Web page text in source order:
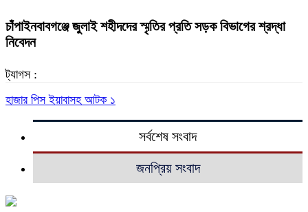
চাঁপাইনবাবগঞ্জে জুলাই শহীদদের স্মৃতির প্রতি সড়ক বিভাগের শ্রদ্ধা
নিবেদন
ট্যাগস :
হাজার পিস ইয়াবাসহ আটক ১
সর্বশেষ সংবাদ
জনপ্রিয় সংবাদ